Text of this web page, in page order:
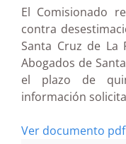
El Comisionado
contra
Santa Cruz de La
Abogados de
el plazo de
información
Ver documento